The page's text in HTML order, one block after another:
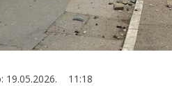
19.05.2026. 11:18